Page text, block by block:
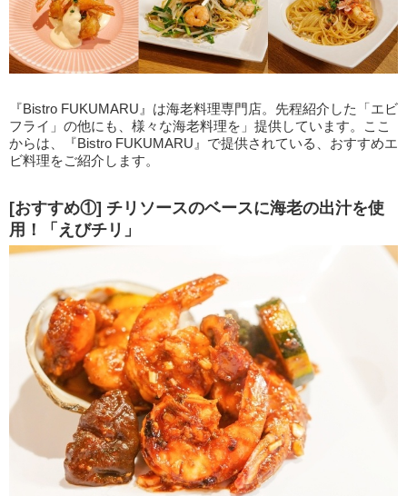
『Bistro FUKUMARU』は海老料理専門店。先程紹介した「エビ
フライ」の他にも、様々な海老料理を」提供しています。ここ
からは、『Bistro FUKUMARU』で提供されている、おすすめエ
ビ料理をご紹介します。
[おすすめ①] チリソースのベースに海老の出汁を使
用！「えびチリ」